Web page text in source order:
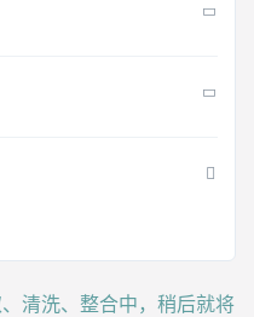
清洗、整合中，稍后就将